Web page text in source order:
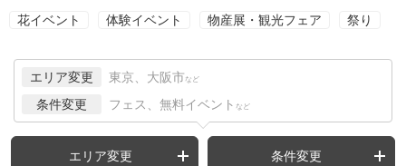
花イベント 体験イベント 物産展・観光フェア 祭り
エリア変更 東京、大阪市 など
条件変更 フェス、無料イベント など
エリア変更 条件変更